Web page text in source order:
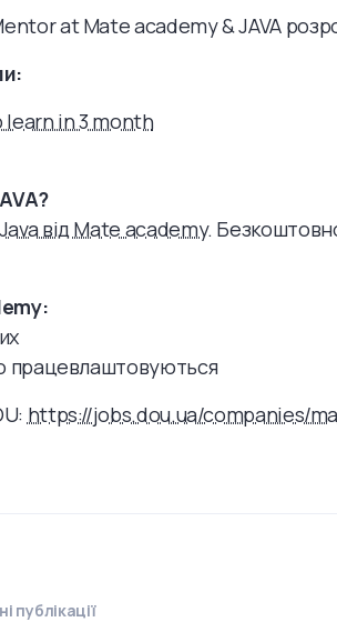
at Mate academy & JAVA
learn in 3 month
Java від Mate academy.
працевлаштовуються
https://jobs.dou.ua/companies/
публікації